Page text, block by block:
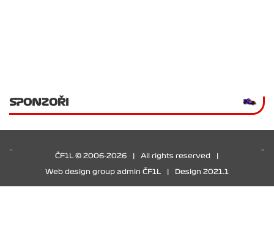
SPONZOŘI
ČF1L © 2006-2026 All rights reserved
Web design group admin ČF1L Design 2021.1